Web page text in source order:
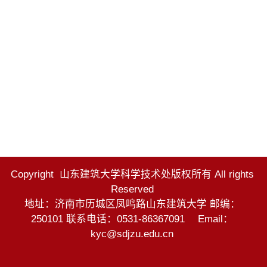
Copyright 山东建筑大学科学技术处版权所有 All rights
Reserved
地址：济南市历城区凤鸣路山东建筑大学 邮编：
250101 联系电话：0531-86367091 Email：
kyc@sdjzu.edu.cn